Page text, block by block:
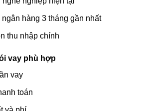
hàng 3 tháng gần nhất
thu nhập chính
vay phù hợp
vay
toán